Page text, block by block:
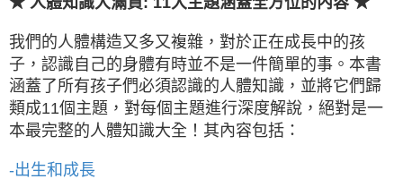
我們的人體構造又多又複雜，對於正在成長中的孩
子，認識自己的身體有時並不是一件簡單的事。本書
涵蓋了所有孩子們必須認識的人體知識，並將它們歸
類成11個主題，對每個主題進行深度解說，絕對是一
本最完整的人體知識大全！其內容包括：
-出生和成長